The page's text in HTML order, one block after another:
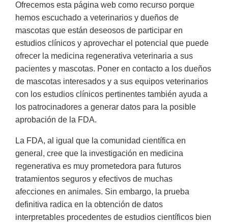
Ofrecemos esta página web como recurso porque
hemos escuchado a veterinarios y dueños de
mascotas que están deseosos de participar en
estudios clínicos y aprovechar el potencial que puede
ofrecer la medicina regenerativa veterinaria a sus
pacientes y mascotas. Poner en contacto a los dueños
de mascotas interesados y a sus equipos veterinarios
con los estudios clínicos pertinentes también ayuda a
los patrocinadores a generar datos para la posible
aprobación de la FDA.
La FDA, al igual que la comunidad científica en
general, cree que la investigación en medicina
regenerativa es muy prometedora para futuros
tratamientos seguros y efectivos de muchas
afecciones en animales. Sin embargo, la prueba
definitiva radica en la obtención de datos
interpretables procedentes de estudios científicos bien